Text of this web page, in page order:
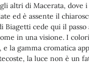
altri di Macerata, dove
ed è assente il
Biagetti cede qui il
in una visione. I
la gamma cromatica
la luce non è un